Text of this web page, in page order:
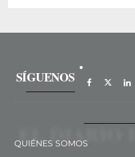
SÍGUENOS
QUIÉNES SOMOS